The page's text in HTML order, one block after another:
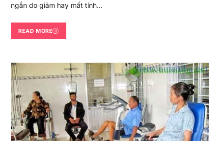
ngắn do giảm hay mất tính…
READ MORE